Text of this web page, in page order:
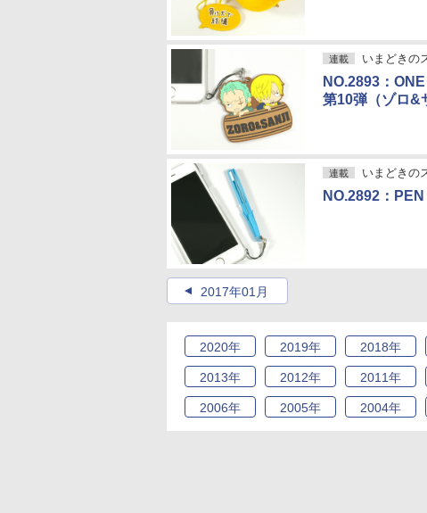
連載 いまどきの
NO.2893：
第10弾（ゾロ&
連載 いまどきの
NO.2892：
2017年01月
2020年 2019年 2018年
2013年 2012年 2011年
2006年 2005年 2004年